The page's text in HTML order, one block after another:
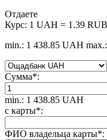
Отдаете
Курс: 1 UAH = 1.39 RUB
min.: 1 438.85 UAH
Сумма*:
min.: 1 438.85 UAH
с карты*:
ФИО владельца карты*: